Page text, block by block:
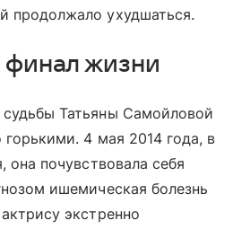
продолжало ухудшаться.
финал жизни
Татьяны Самойловой
горькими. 4 мая 2014 года, в
она почувствовала себя
ишемическая болезнь
экстренно